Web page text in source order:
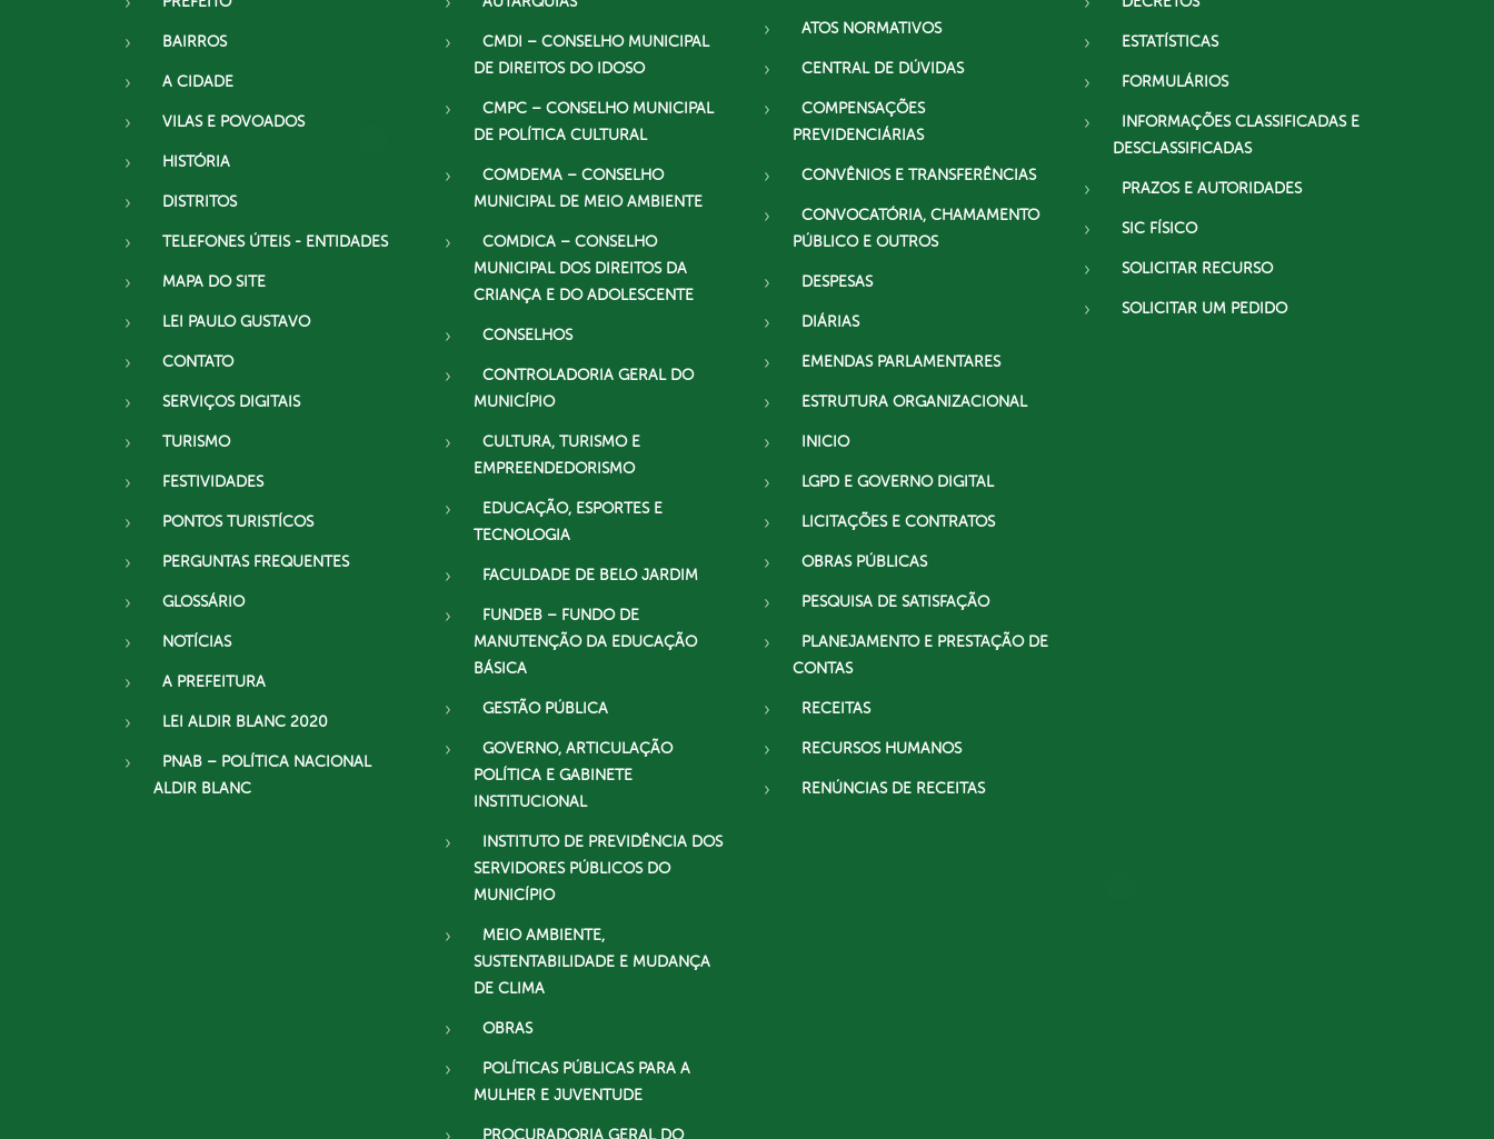
BAIRROS
A CIDADE
VILAS E POVOADOS
HISTÓRIA
DISTRITOS
TELEFONES ÚTEIS - ENTIDADES
MAPA DO SITE
LEI PAULO GUSTAVO
CONTATO
SERVIÇOS DIGITAIS
TURISMO
FESTIVIDADES
PONTOS TURISTÍCOS
PERGUNTAS FREQUENTES
GLOSSÁRIO
NOTÍCIAS
A PREFEITURA
LEI ALDIR BLANC 2020
PNAB – POLÍTICA NACIONAL
ALDIR BLANC
CMDI – CONSELHO MUNICIPAL
DE DIREITOS DO IDOSO
CMPC – CONSELHO MUNICIPAL
DE POLÍTICA CULTURAL
COMDEMA – CONSELHO
MUNICIPAL DE MEIO AMBIENTE
COMDICA – CONSELHO
MUNICIPAL DOS DIREITOS DA
CRIANÇA E DO ADOLESCENTE
CONSELHOS
CONTROLADORIA GERAL DO
MUNICÍPIO
CULTURA, TURISMO E
EMPREENDEDORISMO
EDUCAÇÃO, ESPORTES E
TECNOLOGIA
FACULDADE DE BELO JARDIM
FUNDEB – FUNDO DE
MANUTENÇÃO DA EDUCAÇÃO
BÁSICA
GESTÃO PÚBLICA
GOVERNO, ARTICULAÇÃO
POLÍTICA E GABINETE
INSTITUCIONAL
INSTITUTO DE PREVIDÊNCIA DOS
SERVIDORES PÚBLICOS DO
MUNICÍPIO
MEIO AMBIENTE,
SUSTENTABILIDADE E MUDANÇA
DE CLIMA
OBRAS
POLÍTICAS PÚBLICAS PARA A
MULHER E JUVENTUDE
PROCURADORIA GERAL DO
ATOS NORMATIVOS
CENTRAL DE DÚVIDAS
COMPENSAÇÕES
PREVIDENCIÁRIAS
CONVÊNIOS E TRANSFERÊNCIAS
CONVOCATÓRIA, CHAMAMENTO
PÚBLICO E OUTROS
DESPESAS
DIÁRIAS
EMENDAS PARLAMENTARES
ESTRUTURA ORGANIZACIONAL
INICIO
LGPD E GOVERNO DIGITAL
LICITAÇÕES E CONTRATOS
OBRAS PÚBLICAS
PESQUISA DE SATISFAÇÃO
PLANEJAMENTO E PRESTAÇÃO DE
CONTAS
RECEITAS
RECURSOS HUMANOS
RENÚNCIAS DE RECEITAS
ESTATÍSTICAS
FORMULÁRIOS
INFORMAÇÕES CLASSIFICADAS E
DESCLASSIFICADAS
PRAZOS E AUTORIDADES
SIC FÍSICO
SOLICITAR RECURSO
SOLICITAR UM PEDIDO